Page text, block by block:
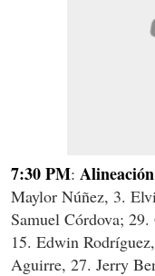
7:30 PM:
Maylor Núñez, 3.
Samuel Córdova;
15. Edwin
Aguirre, 27. Jerry